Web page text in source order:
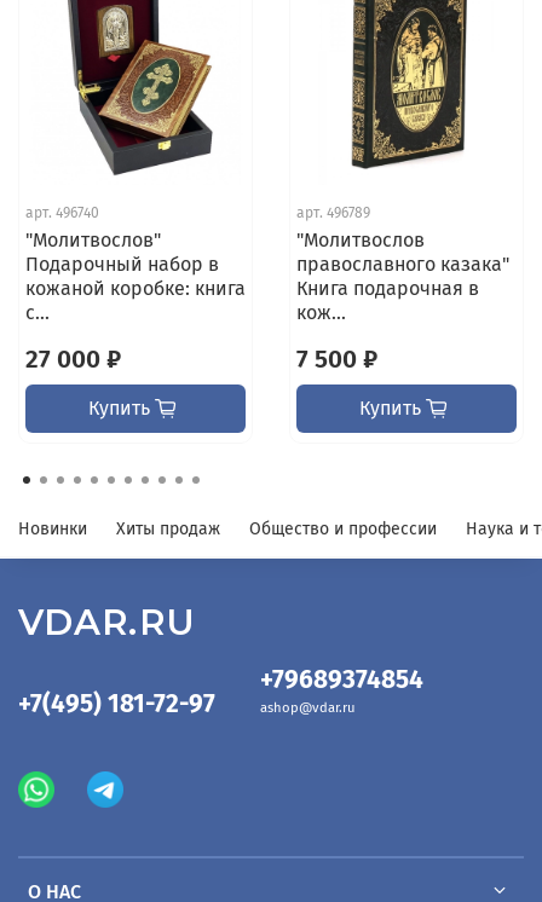
арт. 496740
"Молитвослов"
Подарочный набор в
кожаной коробке: книга
с...
27 000 ₽
Купить
арт. 496789
"Молитвослов
православного казака"
Книга подарочная в
кож...
7 500 ₽
Купить
Новинки Хиты продаж Общество и профессии Наука и
О НАС
+7(495) 181-72-97
+79689374854
ashop@vdar.ru
VDAR.RU